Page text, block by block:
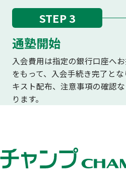
STEP 3
通塾開始
入会費用は指定の銀行口座へ
をもって、入会手続き完了と
キスト配布、注意事項の確認
ります。